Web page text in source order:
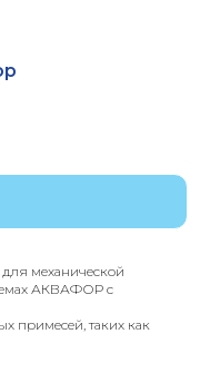
механической
АКВАФОР с
примесей, таких как